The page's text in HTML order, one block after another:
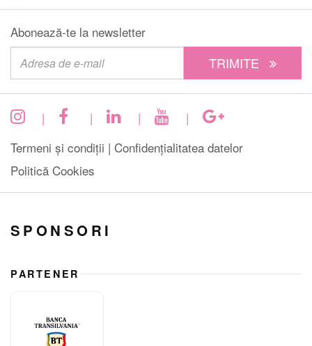
Abonează-te la newsletter
TRIMITE
| | |
|
Termeni și condiții | Confidențialitatea datelor
Politică Cookies
SPONSORI
PARTENER